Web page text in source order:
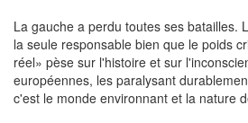
La gauche a perdu toutes ses batailles.
la seule responsable bien que le poids
réel» pèse sur l'histoire et sur
européennes, les paralysant
c'est le monde environnant et la nature